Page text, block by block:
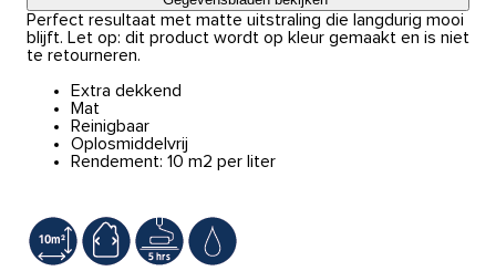
Perfect resultaat met matte uitstraling die langdurig mooi
blijft. Let op: dit product wordt op kleur gemaakt en is niet
te retourneren.
Extra dekkend
Mat
Reinigbaar
Oplosmiddelvrij
Rendement: 10 m2 per liter